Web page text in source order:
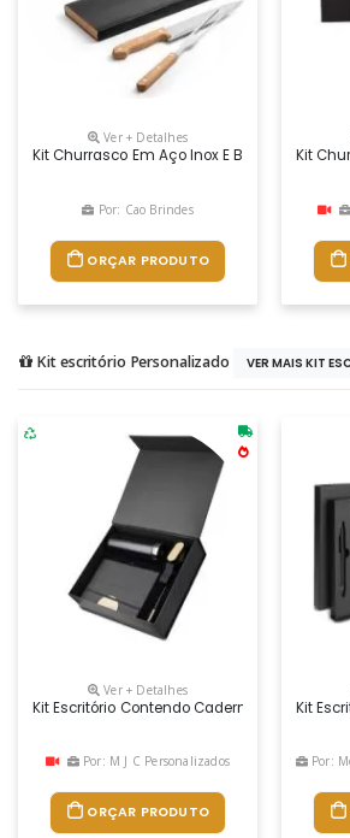
Ver + Detalhes
Kit Churrasco Em Aço Inox E Bambu Com 2
Por: Cao Brindes
ORÇAR PRODUTO
Kit
Kit escritório Personalizado VER MAIS KIT
Ver + Detalhes
Kit Escritório Contendo Caderno A5 Com
Por: M J C Personalizados
ORÇAR PRODUTO
Kit
Por: